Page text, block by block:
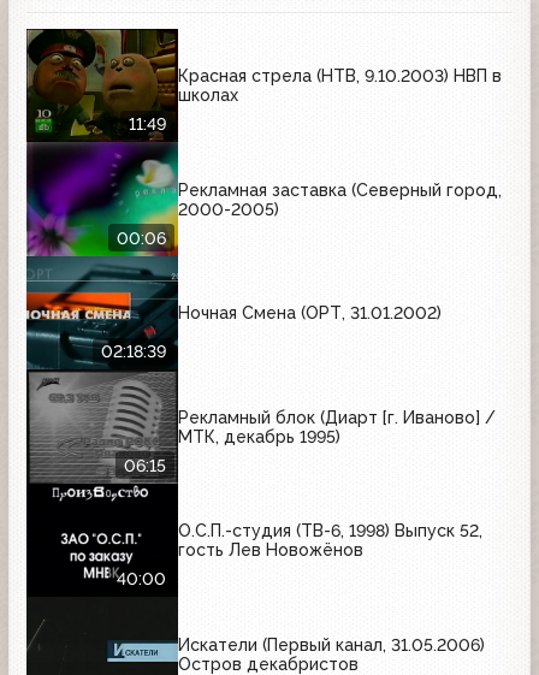
11:49
Красная стрела (НТВ, 9.10.2003) НВП в
школах
00:06
Рекламная заставка (Северный город,
2000-2005)
02:18:39
Ночная Смена (ОРТ, 31.01.2002)
06:15
Рекламный блок (Диарт [г. Иваново] /
МТК, декабрь 1995)
40:00
О.С.П.-студия (ТВ-6, 1998) Выпуск 52,
гость Лев Новожёнов
Искатели (Первый канал, 31.05.2006)
Остров декабристов